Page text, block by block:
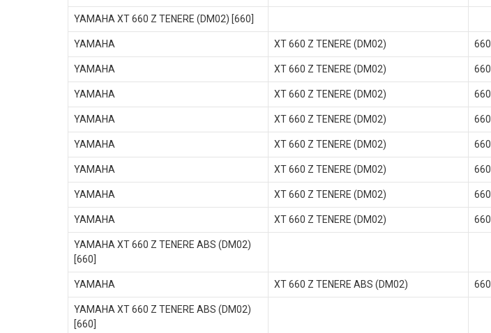
YAMAHA XT 660 Z TENERE (DM02) [660]
YAMAHA XT 660 Z TENERE (DM02) 660
YAMAHA XT 660 Z TENERE (DM02) 660
YAMAHA XT 660 Z TENERE (DM02) 660
YAMAHA XT 660 Z TENERE (DM02) 660
YAMAHA XT 660 Z TENERE (DM02) 660
YAMAHA XT 660 Z TENERE (DM02) 660
YAMAHA XT 660 Z TENERE (DM02) 660
YAMAHA XT 660 Z TENERE (DM02) 660
YAMAHA XT 660 Z TENERE ABS (DM02)
[660]
YAMAHA XT 660 Z TENERE ABS (DM02) 660
YAMAHA XT 660 Z TENERE ABS (DM02)
[660]